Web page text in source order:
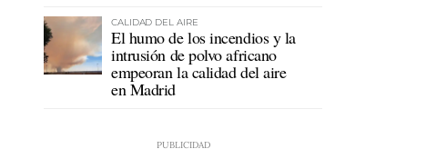
CALIDAD DEL AIRE
El humo de los incendios y la
intrusión de polvo africano
empeoran la calidad del aire
en Madrid